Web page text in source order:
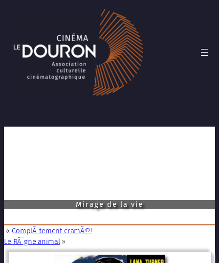
Mirage de la vie
« ComplÃ¨tement cramÃ©!
Le RÃ¨gne animal»